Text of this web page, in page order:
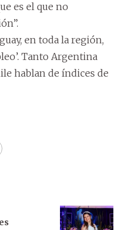
es el que no
en toda la región,
Tanto Argentina
hablan de índices de